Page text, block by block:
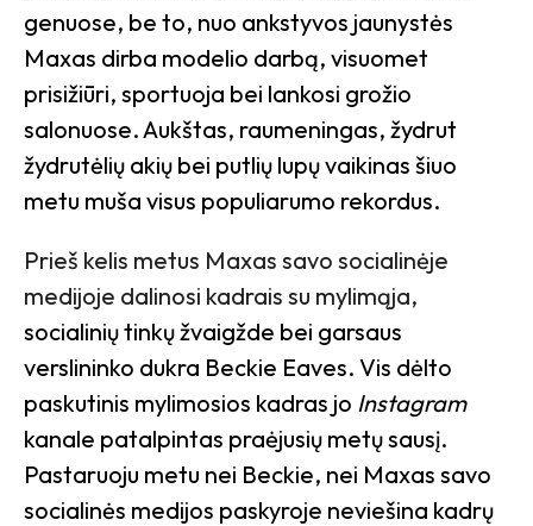
genuose, be to, nuo ankstyvos jaunystės
Maxas dirba modelio darbą, visuomet
prisižiūri, sportuoja bei lankosi grožio
salonuose. Aukštas, raumeningas, žydrut
žydrutėlių akių bei putlių lupų vaikinas šiuo
metu muša visus populiarumo rekordus.
Prieš kelis metus Maxas savo socialinėje
medijoje dalinosi kadrais su mylimąja,
socialinių tinkų žvaigžde bei garsaus
verslininko dukra Beckie Eaves. Vis dėlto
paskutinis mylimosios kadras jo Instagram
kanale patalpintas praėjusių metų sausį.
Pastaruoju metu nei Beckie, nei Maxas savo
socialinės medijos paskyroje neviešina kadrų